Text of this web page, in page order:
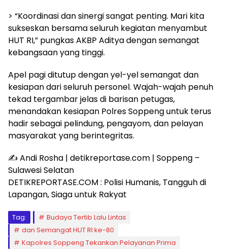
> “Koordinasi dan sinergi sangat penting. Mari kita
sukseskan bersama seluruh kegiatan menyambut
HUT RI,” pungkas AKBP Aditya dengan semangat
kebangsaan yang tinggi.
Apel pagi ditutup dengan yel-yel semangat dan
kesiapan dari seluruh personel. Wajah-wajah penuh
tekad tergambar jelas di barisan petugas,
menandakan kesiapan Polres Soppeng untuk terus
hadir sebagai pelindung, pengayom, dan pelayan
masyarakat yang berintegritas.
✍️ Andi Rosha | detikreportase.com | Soppeng –
Sulawesi Selatan
DETIKREPORTASE.COM : Polisi Humanis, Tangguh di
Lapangan, Siaga untuk Rakyat
Tag:
Budaya Tertib Lalu Lintas
dan Semangat HUT RI ke-80
Kapolres Soppeng Tekankan Pelayanan Prima